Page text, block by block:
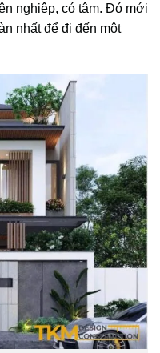
nghiệp, có tâm. Đó mới
nhất để đi đến một